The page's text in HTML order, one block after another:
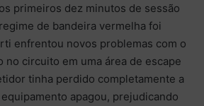
primeiros dez minutos de sessão
de bandeira vermelha foi
enfrentou novos problemas com o
no circuito em uma área de escape
tinha perdido completamente a
apagou, prejudicando